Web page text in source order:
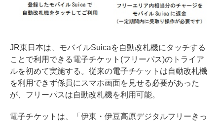
JR東日本は、モバイルSuicaを自動改札機にタッチする
ことで利用できる電子チケット(フリーパス)のトライア
ルを初めて実施する。従来の電子チケットは自動改札機
を利用できず係員にスマホ画面を見せる必要があった
が、フリーパスは自動改札機を利用可能。
電子チケットは、「伊東・伊豆高原デジタルフリーきっ